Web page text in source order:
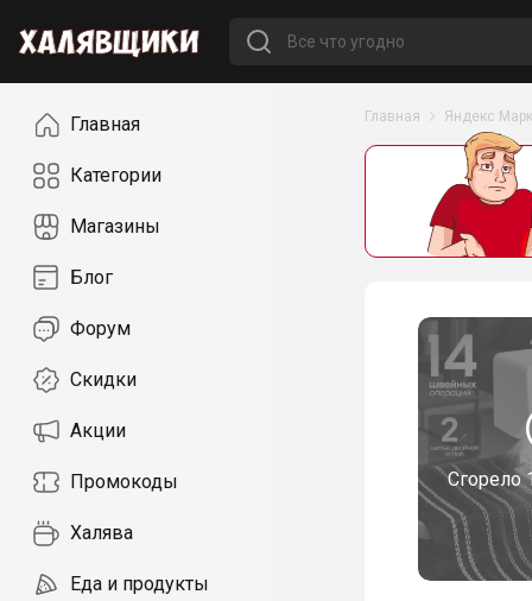
НавигацияГлавная
Категории
Магазины
Блог
Форум
Скидки
Акции
Промокоды
Халява
Еда и продукты
Главная Яндекс
Сгорело